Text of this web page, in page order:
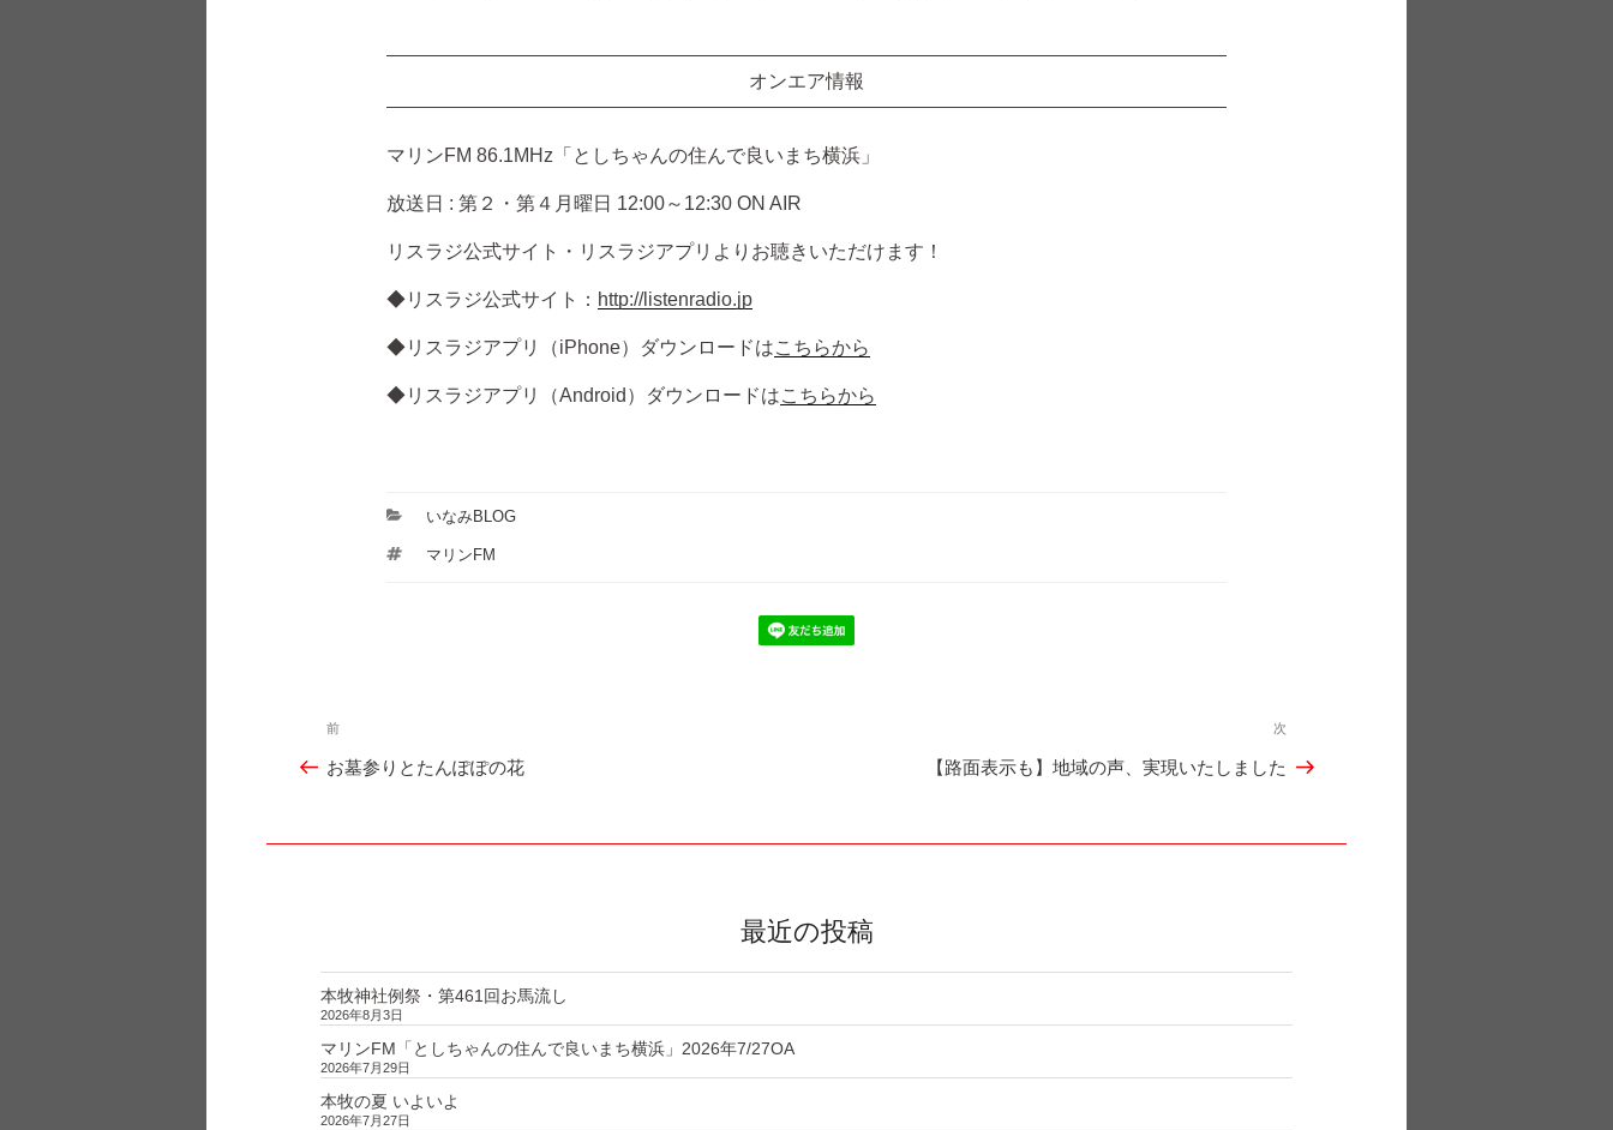
オンエア情報
マリンFM 86.1MHz「としちゃんの住んで良いまち横浜」
放送日 : 第２・第４月曜日 12:00～12:30 ON AIR
リスラジ公式サイト・リスラジアプリよりお聴きいただけます！
◆リスラジ公式サイト： http://listenradio.jp
◆リスラジアプリ（iPhone）ダウンロードはこちらから
◆リスラジアプリ（Android）ダウンロードはこちらから
カ
ゴ
いなみBLOG
タ
マリンFM
ナ
ゲ
ン
過
去
前
お墓参りとたんぽぽの花
次
【路面表示も】地域の声、実現いたしました
最近の投稿
本牧神社例祭・第461回お馬流し
2026年8月3日
マリンFM「としちゃんの住んで良いまち横浜」2026年7/27OA
2026年7月29日
本牧の夏 いよいよ
2026年7月27日